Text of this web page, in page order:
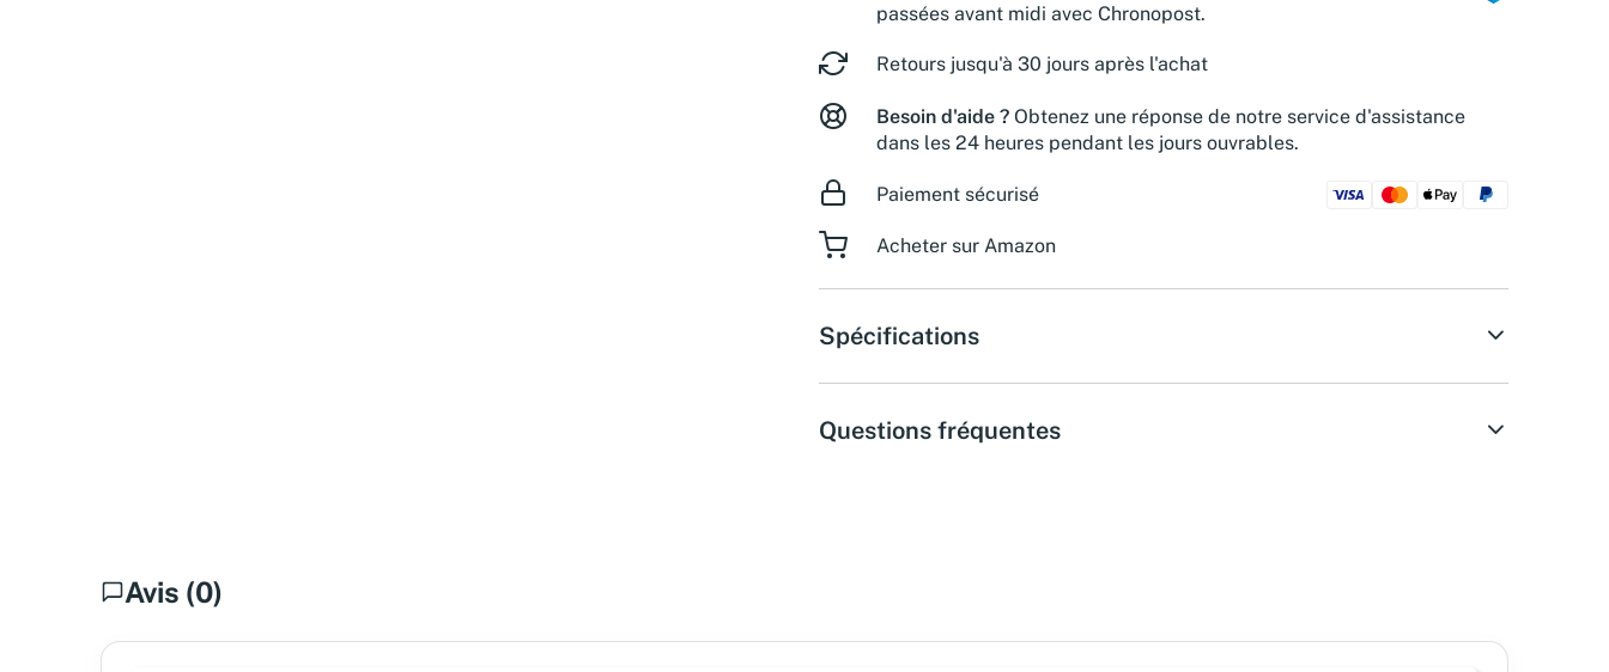
passées avant midi avec Chronopost.
Retours jusqu'à 30 jours après l'achat
Besoin d'aide ? Obtenez une réponse de notre service d'assistance
dans les 24 heures pendant les jours ouvrables.
Paiement sécurisé
Acheter sur Amazon
Spécifications
Questions fréquentes
Avis (0)